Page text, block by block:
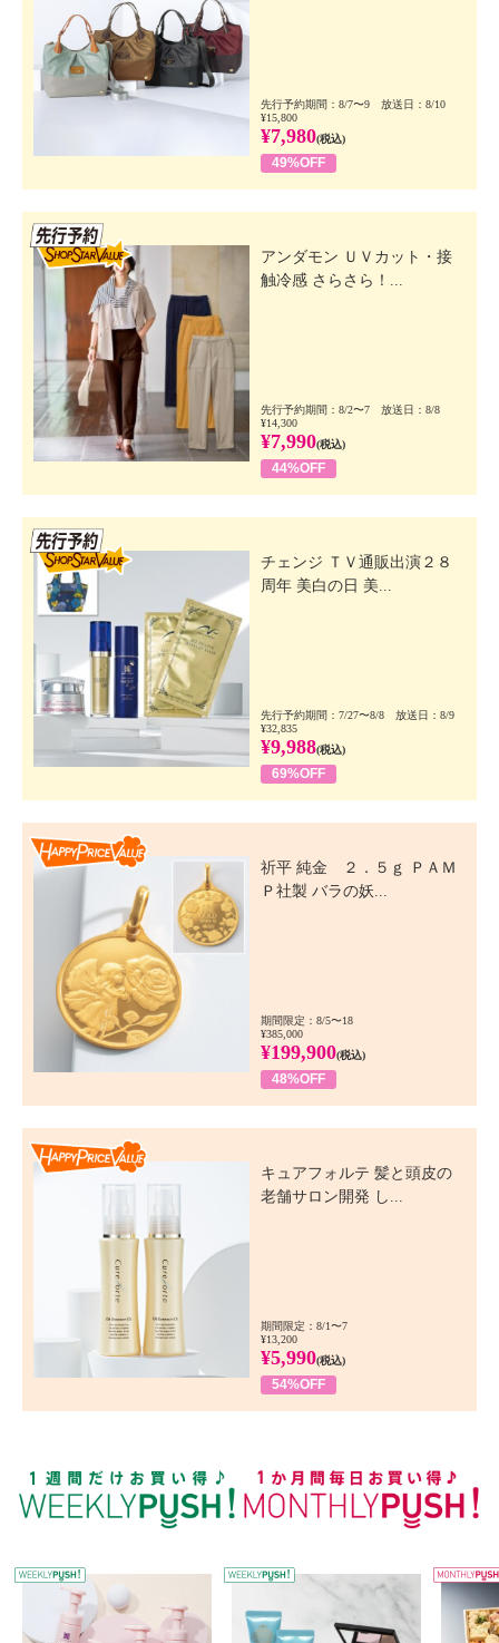
先行予約期間：8/7〜9 放送日：8/10
¥15,800
¥7,980(税込)
49%OFF
アンダモン ＵＶカット・接
触冷感 さらさら！...
先行予約期間：8/2〜7 放送日：8/8
¥14,300
¥7,990(税込)
44%OFF
チェンジ ＴＶ通販出演２８
周年 美白の日 美...
先行予約期間：7/27〜8/8 放送日：8/9
¥32,835
¥9,988(税込)
69%OFF
祈平 純金 ２．５ｇ ＰＡＭ
Ｐ社製 バラの妖...
期間限定：8/5〜18
¥385,000
¥199,900(税込)
48%OFF
キュアフォルテ 髪と頭皮の
老舗サロン開発 し...
期間限定：8/1〜7
¥13,200
¥5,990(税込)
54%OFF
WEEKLY PUSH